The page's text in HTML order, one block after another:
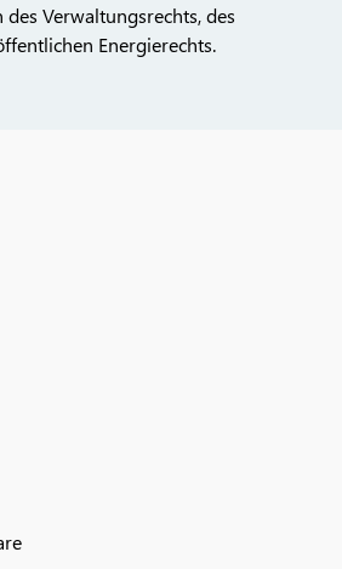
des Verwaltungsrechts, des
Energierechts.